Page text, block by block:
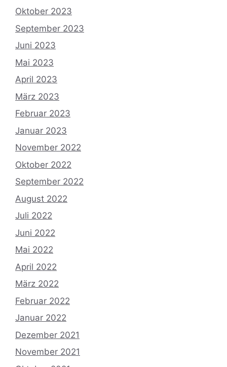
Oktober 2023
September 2023
Juni 2023
Mai 2023
April 2023
März 2023
Februar 2023
Januar 2023
November 2022
Oktober 2022
September 2022
August 2022
Juli 2022
Juni 2022
Mai 2022
April 2022
März 2022
Februar 2022
Januar 2022
Dezember 2021
November 2021